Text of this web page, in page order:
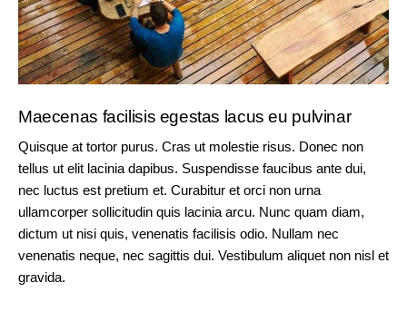
Maecenas facilisis egestas lacus eu pulvinar
Quisque at tortor purus. Cras ut molestie risus. Donec non
tellus ut elit lacinia dapibus. Suspendisse faucibus ante dui,
nec luctus est pretium et. Curabitur et orci non urna
ullamcorper sollicitudin quis lacinia arcu. Nunc quam diam,
dictum ut nisi quis, venenatis facilisis odio. Nullam nec
venenatis neque, nec sagittis dui. Vestibulum aliquet non nisl et
gravida.